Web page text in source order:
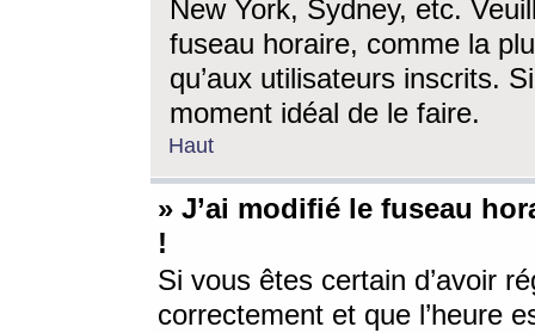
New York, Sydney, etc.
fuseau horaire, comme la
qu’aux utilisateurs inscrits.
moment idéal de le faire.
Haut
» J’ai modifié le fuseau
!
Si vous êtes certain d’avoir
correctement et que l’heure